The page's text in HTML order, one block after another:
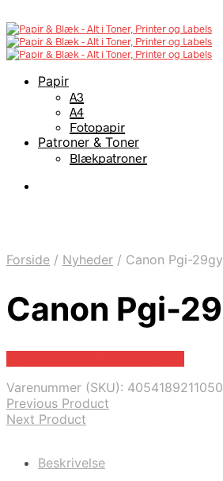
Papir
A3
A4
Fotopapir
Patroner & Toner
Blækpatroner
Forside / Nyheder / Canon Pgi-
Canon Pgi-
Varenummer (SKU): 4054189211050
Previous Product
Next Product
Beskrivelse